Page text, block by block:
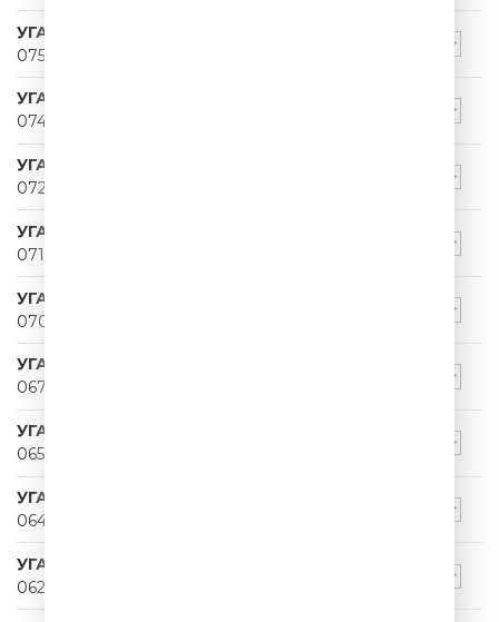
УГАРНЫЙ ПАПА
075
УГАРНЫЙ ПАПА
074
УГАРНЫЙ ПАПА
072
УГАРНЫЙ ПАПА
071
УГАРНЫЙ ПАПА
070
УГАРНЫЙ ПАПА
067
УГАРНЫЙ ПАПА
065
УГАРНЫЙ ПАПА
064
УГАРНЫЙ ПАПА
062